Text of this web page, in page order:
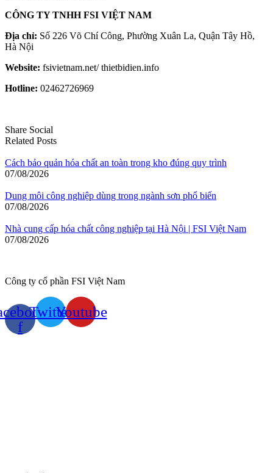
CÔNG TY TNHH FSI VIỆT NAM
Địa chỉ: Số 226 Võ Chí Công, Phường Xuân La, Quận Tây Hồ,
Hà Nội
Website: fsivietnam.net/ thietbidien.info
Hotline: 02462726969
Share Social
Related Posts
Cách bảo quản hóa chất an toàn trong kho đúng quy trình
07/08/2026
Dung môi công nghiệp dùng trong ngành sơn phổ biến
07/08/2026
Nhà cung cấp hóa chất công nghiệp tại Hà Nội | FSI Việt Nam
07/08/2026
Công ty cổ phần FSI Việt Nam
f
TwitterYoutube